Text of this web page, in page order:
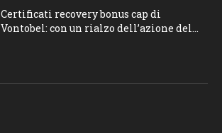
Certificati recovery bonus cap di
Vontobel: con un rialzo dell’azione del...